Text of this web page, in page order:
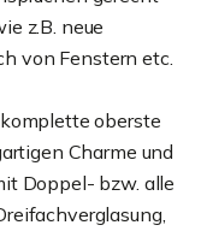
z.B. neue
von Fenstern etc.
oberste
Charme und
Doppel- bzw. alle